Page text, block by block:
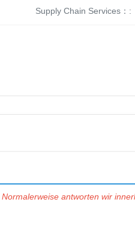
Supply Chain Services：:
antworten wir